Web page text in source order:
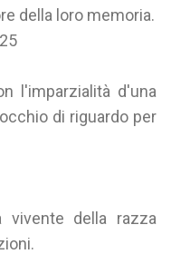
della loro memoria.
l'imparzialità d'una
di riguardo per
della razza